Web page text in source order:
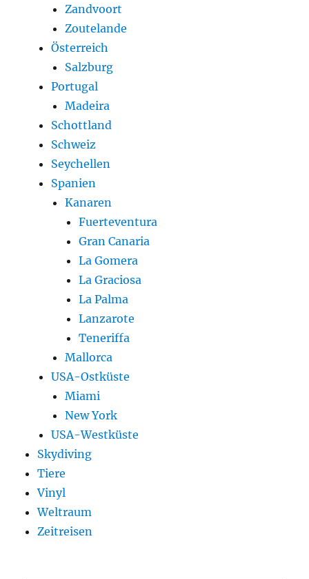
Zandvoort
Zoutelande
Österreich
Salzburg
Portugal
Madeira
Schottland
Schweiz
Seychellen
Spanien
Kanaren
Fuerteventura
Gran Canaria
La Gomera
La Graciosa
La Palma
Lanzarote
Teneriffa
Mallorca
USA-Ostküste
Miami
New York
USA-Westküste
Skydiving
Tiere
Vinyl
Weltraum
Zeitreisen